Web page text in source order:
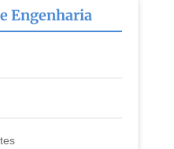
Engenharia